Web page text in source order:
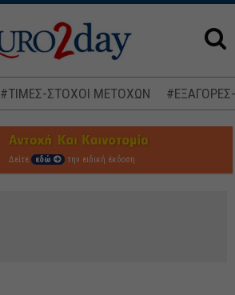
#ΤΙΜΕΣ-ΣΤΟΧΟΙ ΜΕΤΟΧΩΝ
Δείτε εδώ την ειδική έκδοση